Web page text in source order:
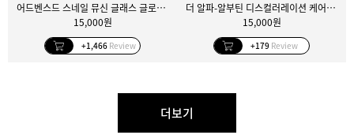
어드벤스드 스네일 뮤신 글래스 글로우 하이드로겔 마스크 3매입
15,000원
+1,466 Review
더 알파-알부틴 디스컬러레이션 케어 하이드로겔 마스크 3매입
15,000원
+179 Review
더보기